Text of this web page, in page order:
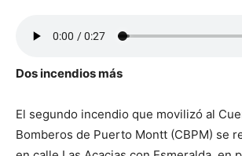
Dos incendios más
El segundo incendio que movilizó al
Bomberos de Puerto Montt (CBPM) se